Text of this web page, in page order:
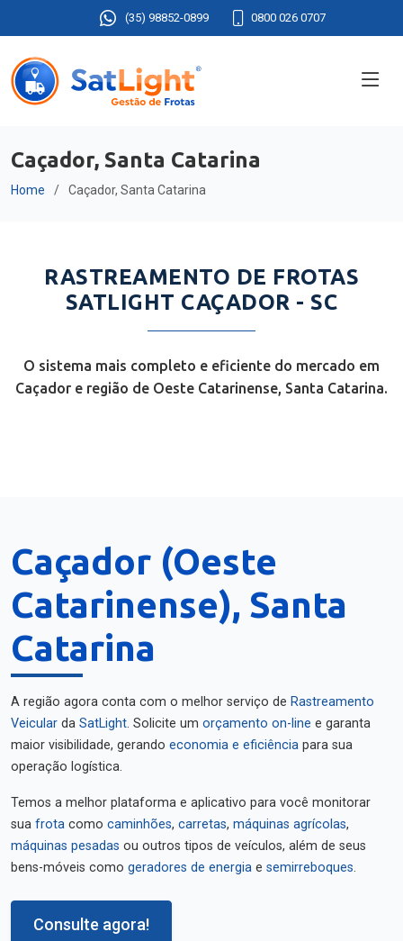
(35) 98852-0899 0800 026 0707
Caçador, Santa Catarina
Home Caçador, Santa Catarina
RASTREAMENTO DE FROTAS
SATLIGHT CAÇADOR - SC
O sistema mais completo e eficiente do mercado em
Caçador e região de Oeste Catarinense, Santa Catarina.
Caçador (Oeste
Catarinense), Santa
Catarina
A região agora conta com o melhor serviço de Rastreamento
Veicular da SatLight. Solicite um orçamento on-line e garanta
maior visibilidade, gerando economia e eficiência para sua
operação logística.
Temos a melhor plataforma e aplicativo para você monitorar
sua frota como caminhões, carretas, máquinas agrícolas,
máquinas pesadas ou outros tipos de veículos, além de seus
bens-móveis como geradores de energia e semirreboques.
Consulte agora!